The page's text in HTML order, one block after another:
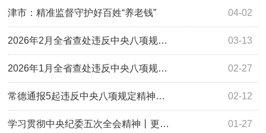
04-02
津市：精准监督守护好百姓“养老钱”
03-13
2026年2月全省查处违反中央八项规…
02-27
2026年1月全省查处违反中央八项规…
02-12
常德通报5起违反中央八项规定精神…
01-27
学习贯彻中央纪委五次全会精神丨更…